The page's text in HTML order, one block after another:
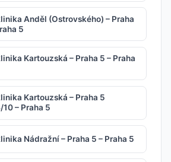
Anděl (Ostrovského) – Praha
5
Kartouzská – Praha 5 – Praha
Kartouzská – Praha 5
– Praha 5
Nádražní – Praha 5 – Praha 5